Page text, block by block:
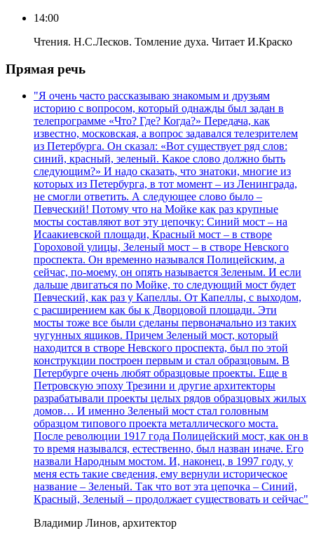
14:00
Чтения. Н.С.Лесков. Томление духа. Читает И.Краско
Прямая речь
"Я очень часто рассказываю знакомым и друзьям
историю с вопросом, который однажды был задан в
телепрограмме «Что? Где? Когда?» Передача, как
известно, московская, а вопрос задавался телезрителем
из Петербурга. Он сказал: «Вот существует ряд слов:
синий, красный, зеленый. Какое слово должно быть
следующим?» И надо сказать, что знатоки, многие из
которых из Петербурга, в тот момент – из Ленинграда,
не смогли ответить. А следующее слово было –
Певческий! Потому что на Мойке как раз крупные
мосты составляют вот эту цепочку: Синий мост – на
Исаакиевской площади, Красный мост – в створе
Гороховой улицы, Зеленый мост – в створе Невского
проспекта. Он временно назывался Полицейским, а
сейчас, по-моему, он опять называется Зеленым. И если
дальше двигаться по Мойке, то следующий мост будет
Певческий, как раз у Капеллы. От Капеллы, с выходом,
с расширением как бы к Дворцовой площади. Эти
мосты тоже все были сделаны первоначально из таких
чугунных ящиков. Причем Зеленый мост, который
находится в створе Невского проспекта, был по этой
конструкции построен первым и стал образцовым. В
Петербурге очень любят образцовые проекты. Еще в
Петровскую эпоху Трезини и другие архитекторы
разрабатывали проекты целых рядов образцовых жилых
домов… И именно Зеленый мост стал головным
образцом типового проекта металлического моста.
После революции 1917 года Полицейский мост, как он в
то время назывался, естественно, был назван иначе. Его
назвали Народным мостом. И, наконец, в 1997 году, у
меня есть такие сведения, ему вернули историческое
название – Зеленый. Так что вот эта цепочка – Синий,
Красный, Зеленый – продолжает существовать и сейчас"
Владимир Линов, архитектор